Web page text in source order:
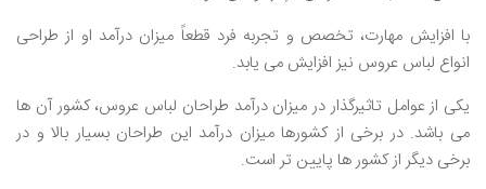
با افزایش مهارت، تخصص و تجربه فرد قطعاً میزان درآمد او از طراحی
انواع لباس عروس نیز افزایش می ‌یابد.
یکی از عوامل تاثیرگذار در میزان درآمد طراحان لباس عروس، کشور آن ها
می‌ باشد. در برخی از کشورها میزان درآمد این طراحان بسیار بالا و در
برخی دیگر از کشور ها پایین ‌تر است.